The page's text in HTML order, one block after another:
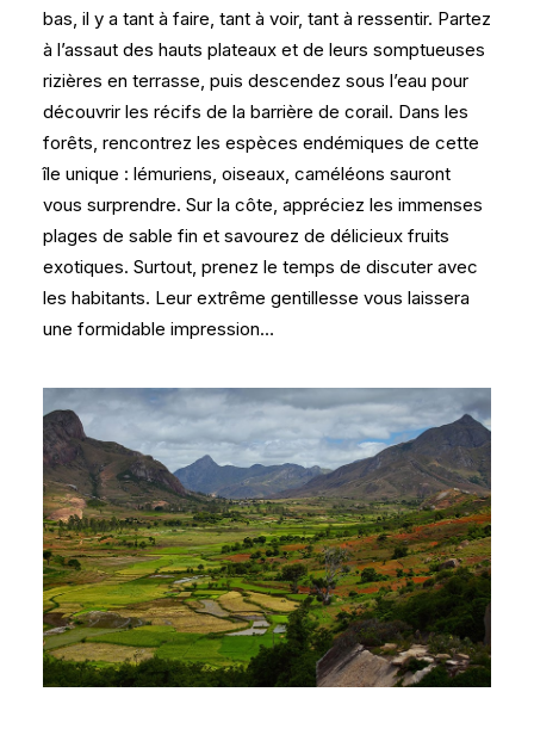
bas, il y a tant à faire, tant à voir, tant à ressentir. Partez
à l’assaut des hauts plateaux et de leurs somptueuses
rizières en terrasse, puis descendez sous l’eau pour
découvrir les récifs de la barrière de corail. Dans les
forêts, rencontrez les espèces endémiques de cette
île unique : lémuriens, oiseaux, caméléons sauront
vous surprendre. Sur la côte, appréciez les immenses
plages de sable fin et savourez de délicieux fruits
exotiques. Surtout, prenez le temps de discuter avec
les habitants. Leur extrême gentillesse vous laissera
une formidable impression…